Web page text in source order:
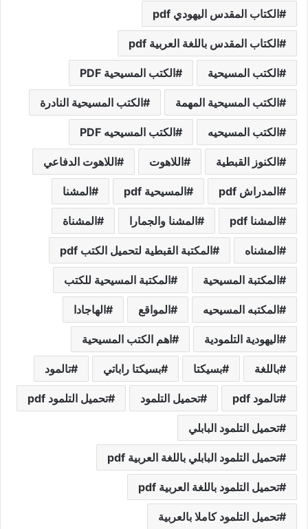
الكتاب المقدس اليهودي pdf
الكتاب المقدس باللغة العربية pdf
الكتب المسيحية الكتب المسيحية PDF
الكتب المسيحية المهمة الكتب المسيحية النادرة
الكتب المسيحيه الكتب المسيحيه PDF
الكنوز القبطية اللاهوت اللاهوت الدفاعي
المدراش pdf المسيحية pdf المشنا
المشنا pdf المشنا والجمارا المشناة
المشناه المكتبة القبطية لتحميل الكتب pdf
المكتبة المسيحية المكتبة المسيحية للكتب
المكتبه المسيحيه المواقع الهاجادا
اليهودية التلمودية اهم الكتب المسيحية
باللغة بسيكتا بسيكتا راباتي تالمود
تالمود pdf تحميل التلمود تحميل التلمود pdf
تحميل التلمود البابلي
تحميل التلمود البابلي باللغة العربية pdf
تحميل التلمود باللغة العربية pdf
تحميل التلمود كاملا بالعربية